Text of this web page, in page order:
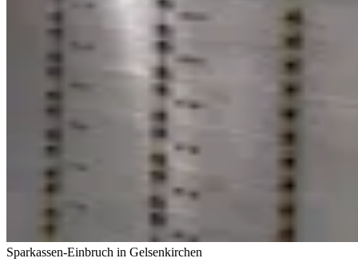
Sparkassen-Einbruch in Gelsenkirchen